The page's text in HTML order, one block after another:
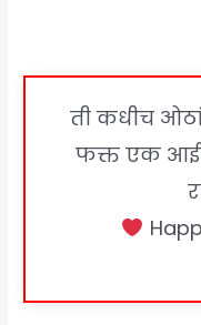
ती कधीच
फक्त एक आई